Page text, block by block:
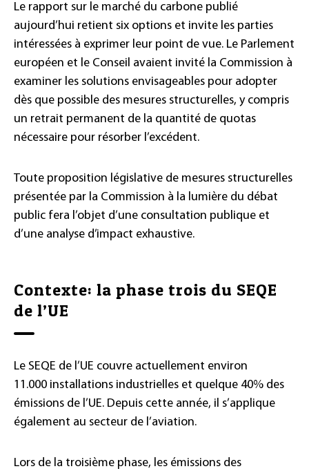
Le rapport sur le marché du carbone publié
aujourd’hui retient six options et invite les parties
intéressées à exprimer leur point de vue. Le Parlement
européen et le Conseil avaient invité la Commission à
examiner les solutions envisageables pour adopter
dès que possible des mesures structurelles, y compris
un retrait permanent de la quantité de quotas
nécessaire pour résorber l’excédent.
Toute proposition législative de mesures structurelles
présentée par la Commission à la lumière du débat
public fera l’objet d’une consultation publique et
d’une analyse d’impact exhaustive.
Contexte: la phase trois du SEQE
de l’UE
Le SEQE de l’UE couvre actuellement environ
11.000 installations industrielles et quelque 40% des
émissions de l’UE. Depuis cette année, il s’applique
également au secteur de l’aviation.
Lors de la troisième phase, les émissions des